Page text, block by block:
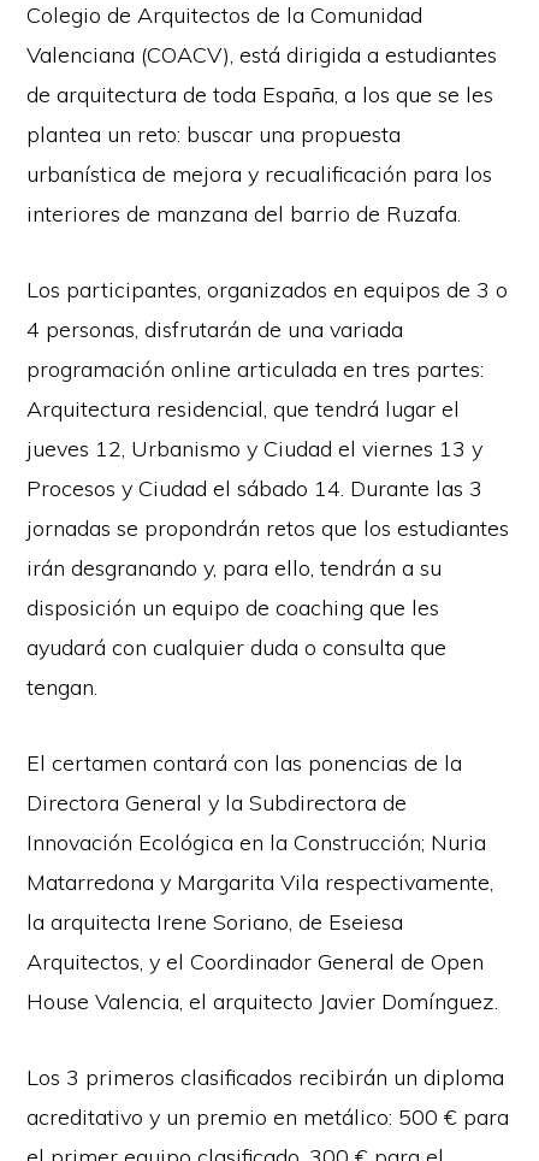
Colegio de Arquitectos de la Comunidad
Valenciana (COACV), está dirigida a estudiantes
de arquitectura de toda España, a los que se les
plantea un reto: buscar una propuesta
urbanística de mejora y recualificación para los
interiores de manzana del barrio de Ruzafa.
Los participantes, organizados en equipos de 3 o
4 personas, disfrutarán de una variada
programación online articulada en tres partes:
Arquitectura residencial, que tendrá lugar el
jueves 12, Urbanismo y Ciudad el viernes 13 y
Procesos y Ciudad el sábado 14. Durante las 3
jornadas se propondrán retos que los estudiantes
irán desgranando y, para ello, tendrán a su
disposición un equipo de coaching que les
ayudará con cualquier duda o consulta que
tengan.
El certamen contará con las ponencias de la
Directora General y la Subdirectora de
Innovación Ecológica en la Construcción; Nuria
Matarredona y Margarita Vila respectivamente,
la arquitecta Irene Soriano, de Eseiesa
Arquitectos, y el Coordinador General de Open
House Valencia, el arquitecto Javier Domínguez.
Los 3 primeros clasificados recibirán un diploma
acreditativo y un premio en metálico: 500 € para